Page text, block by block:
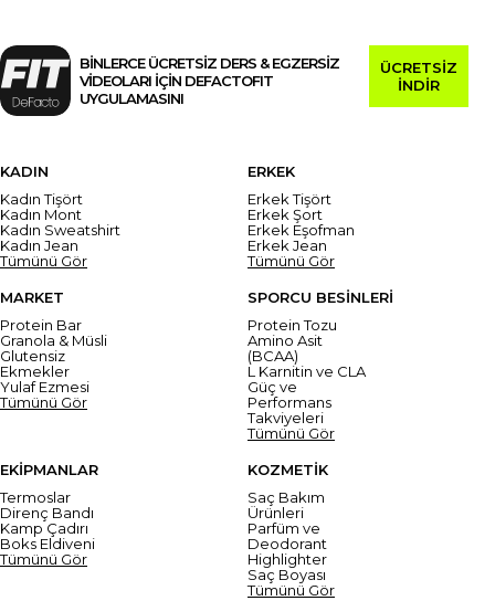
BİNLERCE ÜCRETSİZ DERS & EGZERSİZ
VİDEOLARI İÇİN DEFACTOFIT
UYGULAMASINI
ÜCRETSİZ
İNDİR
KADIN
Kadın Tişört
Kadın Mont
Kadın Sweatshirt
Kadın Jean
Tümünü Gör
ERKEK
Erkek Tişört
Erkek Şort
Erkek Eşofman
Erkek Jean
Tümünü Gör
MARKET
Protein Bar
Granola & Müsli
Glutensiz
Ekmekler
Yulaf Ezmesi
Tümünü Gör
SPORCU BESİNLERİ
Protein Tozu
Amino Asit
(BCAA)
L Karnitin ve CLA
Güç ve
Performans
Takviyeleri
Tümünü Gör
EKİPMANLAR
Termoslar
Direnç Bandı
Kamp Çadırı
Boks Eldiveni
Tümünü Gör
KOZMETİK
Saç Bakım
Ürünleri
Parfüm ve
Deodorant
Highlighter
Saç Boyası
Tümünü Gör